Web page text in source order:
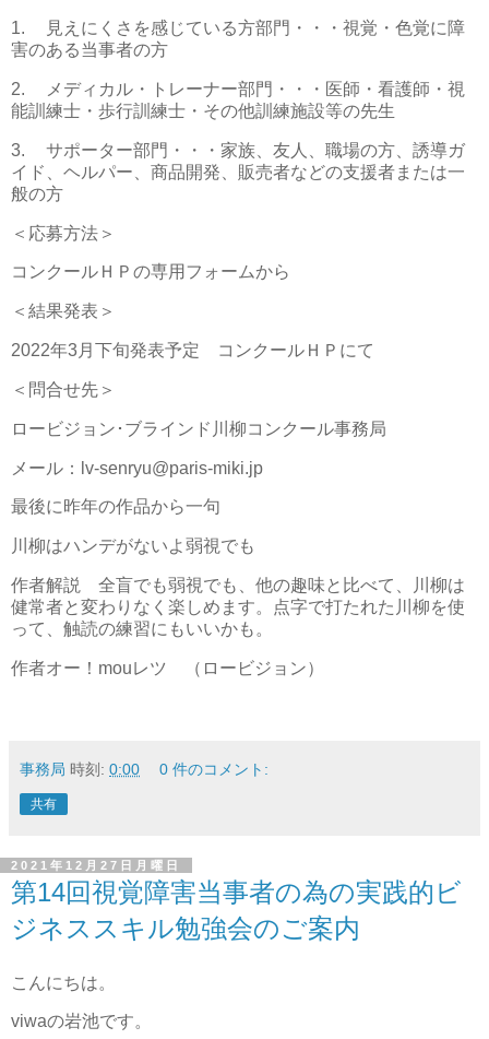
1.
見えにくさを感じている方部門・・・視覚・色覚に障
害のある当事者の方
2.
メディカル・トレーナー部門・・・医師・看護師・視
能訓練士・歩行訓練士・その他訓練施設等の先生
3.
サポーター部門・・・家族、友人、職場の方、誘導ガ
イド、ヘルパー、商品開発、販売者などの支援者または一
般の方
＜応募方法＞
コンクールＨＰの専用フォームから
＜結果発表＞
2022年3月下旬発表予定 コンクールＨＰにて
＜問合せ先＞
ロービジョン･ブラインド川柳コンクール事務局
メール：lv-senryu@paris-miki.jp
最後に昨年の作品から一句
川柳はハンデがないよ弱視でも
作者解説 全盲でも弱視でも、他の趣味と比べて、川柳は
健常者と変わりなく楽しめます。点字で打たれた川柳を使
って、触読の練習にもいいかも。
作者オー！mouレツ （ロービジョン）
事務局 時刻: 0:00 0 件のコメント:
共有
2021年12月27日月曜日
第14回視覚障害当事者の為の実践的ビ
ジネススキル勉強会のご案内
こんにちは。
viwaの岩池です。